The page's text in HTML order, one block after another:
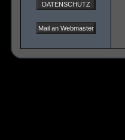
DATENSCHUTZ
Mail an Webmaster